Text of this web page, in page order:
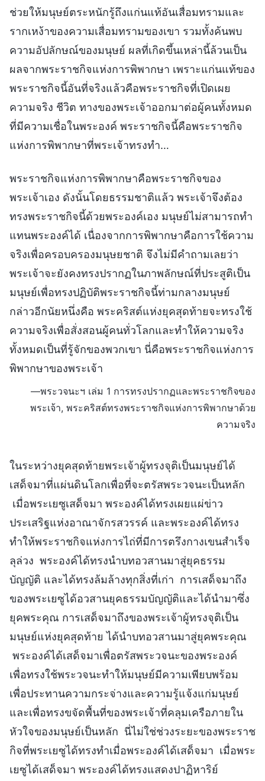
ช่วยให้มนุษย์ตระหนักรู้ถึงแก่นแท้อันเสื่อมทรามและ
รากเหง้าของความเสื่อมทรามของเขา รวมทั้งค้นพบ
ความอัปลักษณ์ของมนุษย์ ผลที่เกิดขึ้นเหล่านี้ล้วนเป็น
ผลจากพระราชกิจแห่งการพิพากษา เพราะแก่นแท้ของ
พระราชกิจนี้อันที่จริงแล้วคือพระราชกิจที่เปิดเผย
ความจริง ชีวิต ทางของพระเจ้าออกมาต่อผู้คนทั้งหมด
ที่มีความเชื่อในพระองค์ พระราชกิจนี้คือพระราชกิจ
แห่งการพิพากษาที่พระเจ้าทรงทำ…
พระราชกิจแห่งการพิพากษาคือพระราชกิจของ
พระเจ้าเอง ดังนั้นโดยธรรมชาติแล้ว พระเจ้าจึงต้อง
ทรงพระราชกิจนี้ด้วยพระองค์เอง มนุษย์ไม่สามารถทำ
แทนพระองค์ได้ เนื่องจากการพิพากษาคือการใช้ความ
จริงเพื่อครอบครองมนุษยชาติ จึงไม่มีคำถามเลยว่า
พระเจ้าจะยังคงทรงปรากฏในภาพลักษณ์ที่ประสูติเป็น
มนุษย์เพื่อทรงปฏิบัติพระราชกิจนี้ท่ามกลางมนุษย์
กล่าวอีกนัยหนึ่งคือ พระคริสต์แห่งยุคสุดท้ายจะทรงใช้
ความจริงเพื่อสั่งสอนผู้คนทั่วโลกและทำให้ความจริง
ทั้งหมดเป็นที่รู้จักของพวกเขา นี่คือพระราชกิจแห่งการ
พิพากษาของพระเจ้า
—พระวจนะฯ เล่ม 1 การทรงปรากฏและพระราชกิจของ
พระเจ้า, พระคริสต์ทรงพระราชกิจแห่งการพิพากษาด้วย
ความจริง
ในระหว่างยุคสุดท้ายพระเจ้าผู้ทรงจุติเป็นมนุษย์ได้
เสด็จมาที่แผ่นดินโลกเพื่อที่จะตรัสพระวจนะเป็นหลัก
เมื่อพระเยซูเสด็จมา พระองค์ได้ทรงเผยแผ่ข่าว
ประเสริฐแห่งอาณาจักรสวรรค์ และพระองค์ได้ทรง
ทำให้พระราชกิจแห่งการไถ่ที่มีการตรึงกางเขนสำเร็จ
ลุล่วง พระองค์ได้ทรงนำบทอวสานมาสู่ยุคธรรม
บัญญัติ และได้ทรงล้มล้างทุกสิ่งที่เก่า การเสด็จมาถึง
ของพระเยซูได้อวสานยุคธรรมบัญญัติและได้นำมาซึ่ง
ยุคพระคุณ การเสด็จมาถึงของพระเจ้าผู้ทรงจุติเป็น
มนุษย์แห่งยุคสุดท้าย ได้นำบทอวสานมาสู่ยุคพระคุณ
พระองค์ได้เสด็จมาเพื่อตรัสพระวจนะของพระองค์
เพื่อทรงใช้พระวจนะทำให้มนุษย์มีความเพียบพร้อม
เพื่อประทานความกระจ่างและความรู้แจ้งแก่มนุษย์
และเพื่อทรงขจัดพื้นที่ของพระเจ้าที่คลุมเครือภายใน
หัวใจของมนุษย์เป็นหลัก นี่ไม่ใช่ช่วงระยะของพระราช
กิจที่พระเยซูได้ทรงทำเมื่อพระองค์ได้เสด็จมา เมื่อพระ
เยซูได้เสด็จมา พระองค์ได้ทรงแสดงปาฏิหาริย์